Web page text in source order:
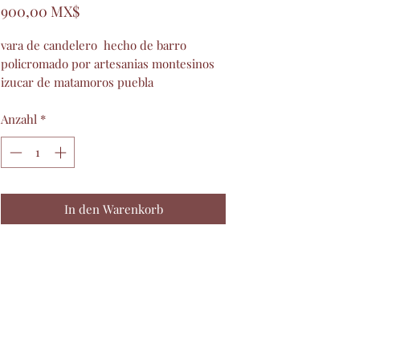
900,00 MX$Preis
vara de candelero hecho de barro
policromado por artesanias montesinos
izucar de matamoros puebla
Anzahl *
In den Warenkorb